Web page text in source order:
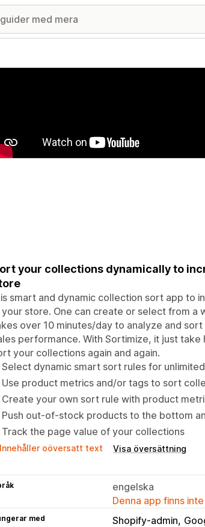
med utvalda bilder
your collections dynamically to
smart and dynamic collection sort app to
your store. One can create or select from a
over 10 minutes/day to analyze and
performance. With Sortimize, it just
your collections again and again.
Select dynamic smart sort rules for
Use product metrics and/or tags to sort
Create your own sort rule with product
Push out-of-stock products to the bottom
Track the page value of your collections
Innehåller oöversatt text Visa översättning
engelska
Denna app finns
med Shopify-admin